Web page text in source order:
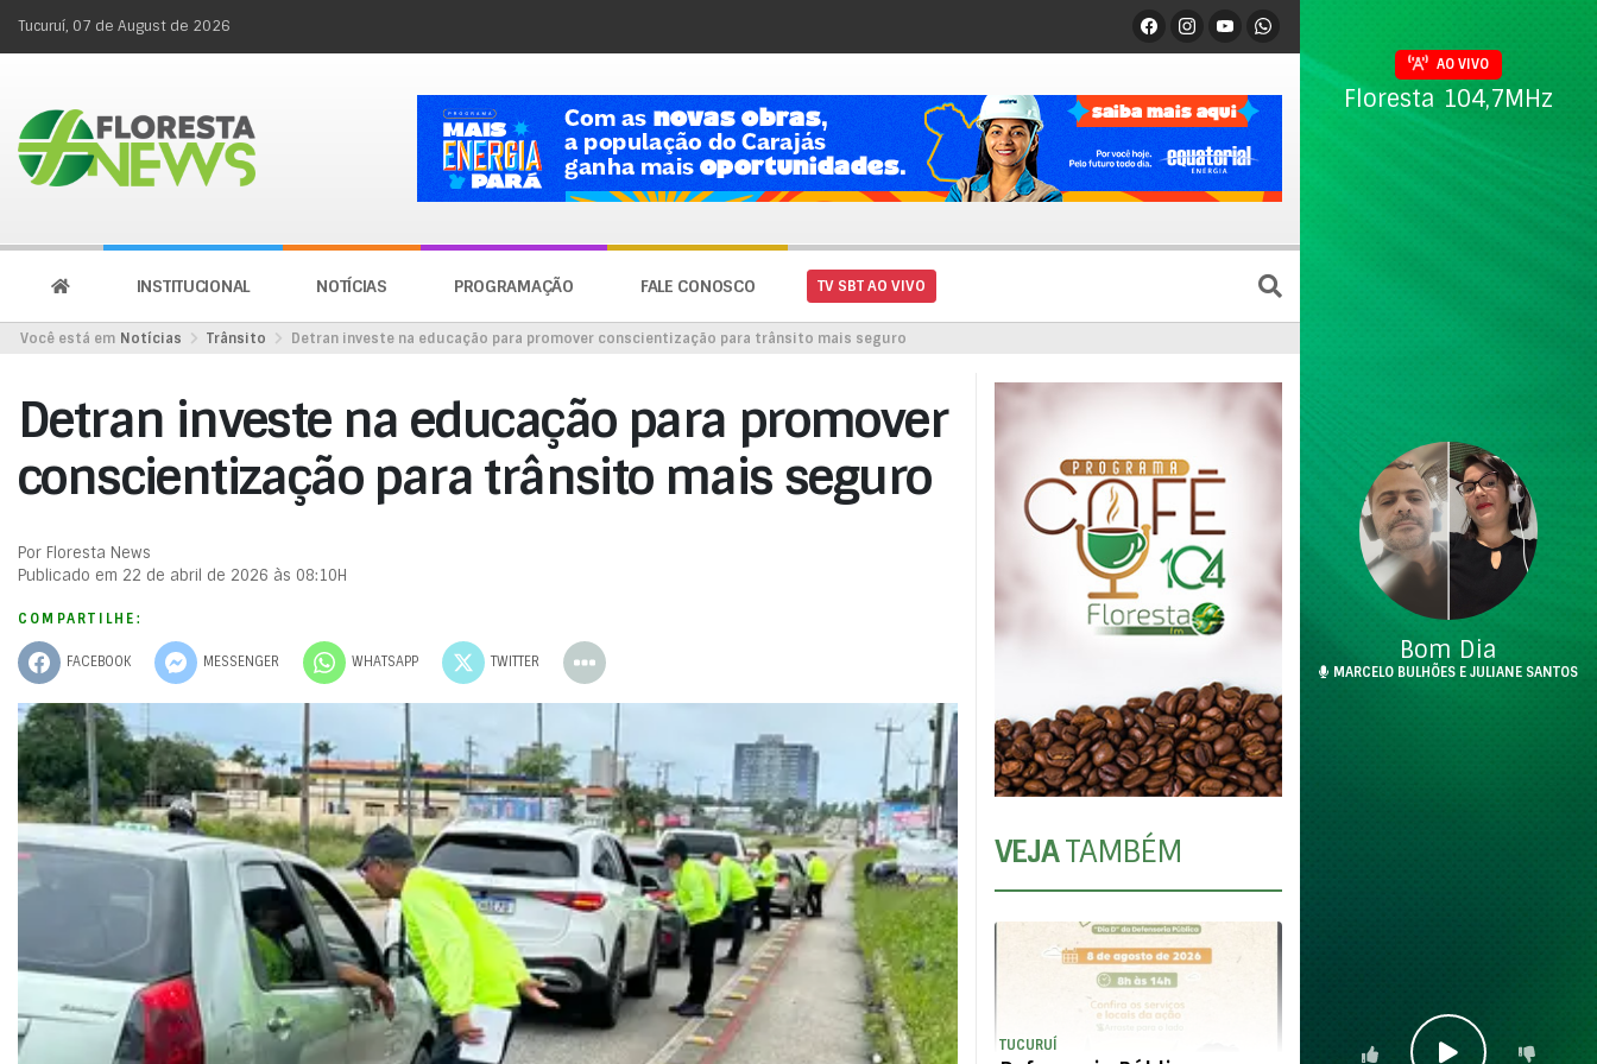
Tucuruí, 07 de August de 2026
INSTITUCIONAL NOTÍCIAS PROGRAMAÇÃO FALE CONOSCO TV SBT AO VIVO
Você está em Notícias Trânsito Detran investe na educação para promover conscientização para trânsito mais seguro
Detran investe na educação para promover
conscientização para trânsito mais seguro
Por Floresta News
Publicado em 22 de abril de 2026 às 08:10H
COMPARTILHE:
FACEBOOK MESSENGER WHATSAPP TWITTER
VEJATAMBÉM
TUCURUÍ
AO VIVO
Floresta 104,7MHz
Bom Dia
MARCELO BULHÕES E JULIANE SANTOS